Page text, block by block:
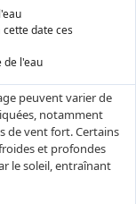
date ces
de l'eau
peuvent varier de
notamment
de vent fort. Certains
et profondes
le soleil, entraînant